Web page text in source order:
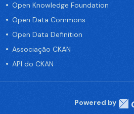
Open Knowledge Foundation
Open Data Commons
Open Data Definition
Associação CKAN
API do CKAN
Powered by